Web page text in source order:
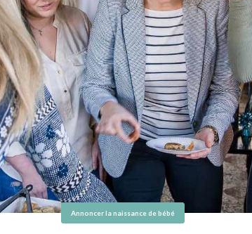
Annoncer la naissance de bébé